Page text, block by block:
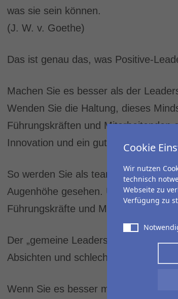
was sie sein können.
(J. W. v. Goethe)
Das ist genau das, was Positive-
Machen Sie es besser als der
Wenden Sie die Haltung, dieses
Führungskräften und Mitarbeitenden
Innovation und ein gutes
So werden Sie als teamorientierter,
Augenhöhe gesehen. Und so
Führungskräfte und Mitarbeitenden
Der „gemeine Leadership-Grinch“
Absichten und schlechte Arbeit.
Wenn Sie es besser machen wollen,
Cookie
Wir nutzen
technisch
Webseite zu
Verfügung zu